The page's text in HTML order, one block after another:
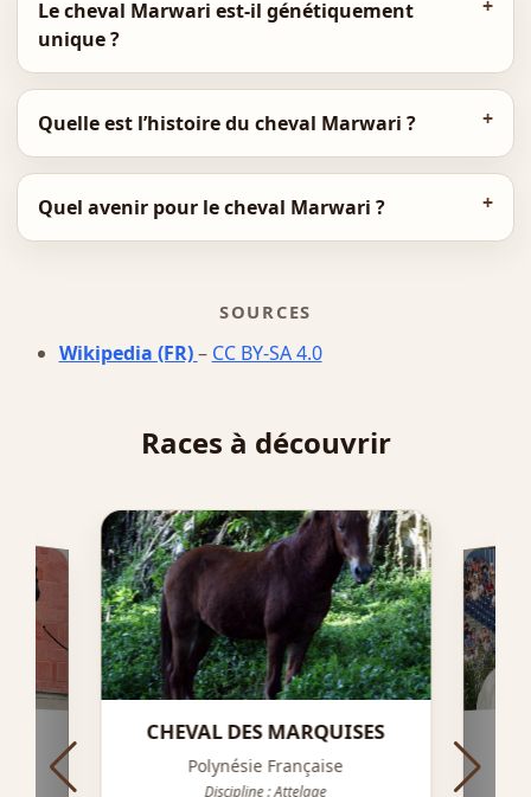
Le cheval Marwari est-il génétiquement
unique ?
Quelle est l’histoire du cheval Marwari ?
Quel avenir pour le cheval Marwari ?
SOURCES
Wikipedia (FR)– CC BY-SA 4.0
Races à découvrir
CHEVAL DES MARQUISES
Polynésie Française
Discipline : Attelage